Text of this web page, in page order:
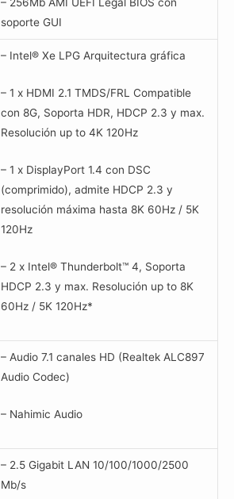
soporte GUI
– Intel® Xe LPG Arquitectura gráfica
– 1 x HDMI 2.1 TMDS/FRL Compatible
con 8G, Soporta HDR, HDCP 2.3 y max.
Resolución up to 4K 120Hz
– 1 x DisplayPort 1.4 con DSC
(comprimido), admite HDCP 2.3 y
resolución máxima hasta 8K 60Hz / 5K
120Hz
– 2 x Intel® Thunderbolt™ 4, Soporta
HDCP 2.3 y max. Resolución up to 8K
60Hz / 5K 120Hz*
– Audio 7.1 canales HD (Realtek ALC897
Audio Codec)
– Nahimic Audio
– 2.5 Gigabit LAN 10/100/1000/2500
Mb/s